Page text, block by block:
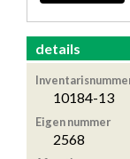
details
10184-13
Eigen nummer
2568